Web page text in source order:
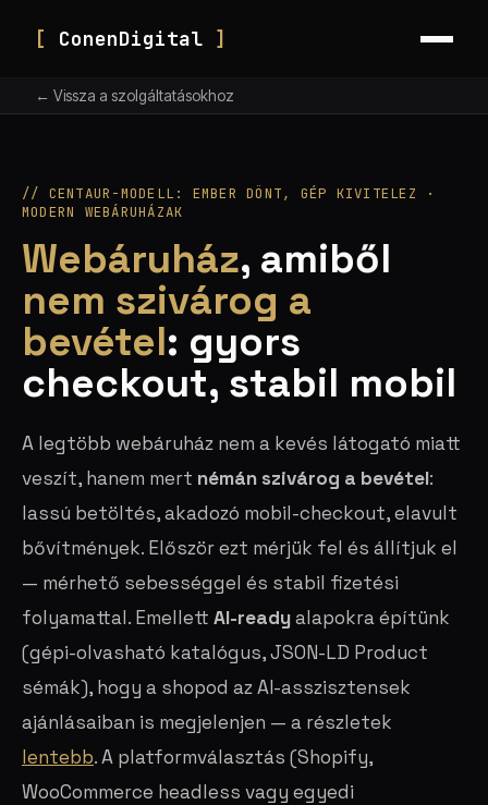
[ ConenDigital ]
← Vissza a szolgáltatásokhoz
// CENTAUR-MODELL: EMBER DÖNT, GÉP KIVITELEZ ·
MODERN WEBÁRUHÁZAK
Webáruház, amiből
nem szivárog a
bevétel: gyors
checkout, stabil mobil
A legtöbb webáruház nem a kevés látogató miatt
veszít, hanem mert némán szivárog a bevétel:
lassú betöltés, akadozó mobil-checkout, elavult
bővítmények. Először ezt mérjük fel és állítjuk el
— mérhető sebességgel és stabil fizetési
folyamattal. Emellett AI-readyalapokra építünk
(gépi-olvasható katalógus, JSON-LD Product
sémák), hogy a shopod az AI-asszisztensek
ajánlásaiban is megjelenjen — a részletek
lentebb. A platformválasztás (Shopify,
WooCommerce headless vagy egyedi